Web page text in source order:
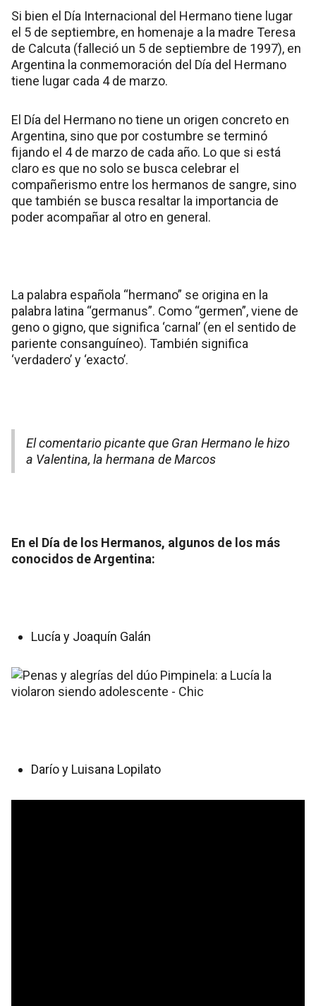
Si bien el Día Internacional del Hermano tiene lugar
el 5 de septiembre, en homenaje a la madre Teresa
de Calcuta (falleció un 5 de septiembre de 1997), en
Argentina la conmemoración del Día del Hermano
tiene lugar cada 4 de marzo.
El Día del Hermano no tiene un origen concreto en
Argentina, sino que por costumbre se terminó
fijando el 4 de marzo de cada año. Lo que si está
claro es que no solo se busca celebrar el
compañerismo entre los hermanos de sangre, sino
que también se busca resaltar la importancia de
poder acompañar al otro en general.
La palabra española “hermano” se origina en la
palabra latina “germanus”. Como “germen”, viene de
geno o gigno, que significa ‘carnal’ (en el sentido de
pariente consanguíneo). También significa
‘verdadero’ y ‘exacto’.
El comentario picante que Gran Hermano le hizo
a Valentina, la hermana de Marcos
En el Día de los Hermanos, algunos de los más
conocidos de Argentina:
Lucía y Joaquín Galán
Darío y Luisana Lopilato